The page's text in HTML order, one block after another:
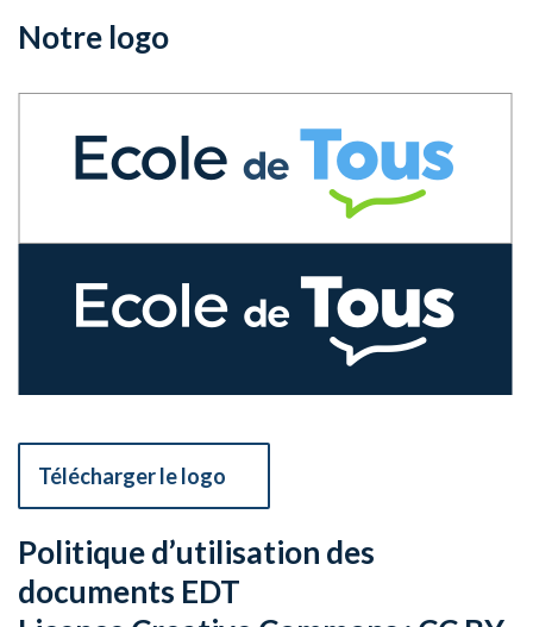
Notre logo
Télécharger le logo
Politique d’utilisation des
documents EDT